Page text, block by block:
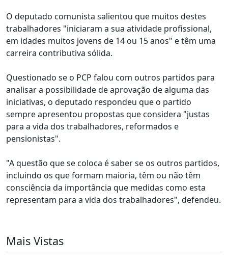
O deputado comunista salientou que muitos destes
trabalhadores "iniciaram a sua atividade profissional,
em idades muitos jovens de 14 ou 15 anos" e têm uma
carreira contributiva sólida.
Questionado se o PCP falou com outros partidos para
analisar a possibilidade de aprovação de alguma das
iniciativas, o deputado respondeu que o partido
sempre apresentou propostas que considera "justas
para a vida dos trabalhadores, reformados e
pensionistas".
"A questão que se coloca é saber se os outros partidos,
incluindo os que formam maioria, têm ou não têm
consciência da importância que medidas como esta
representam para a vida dos trabalhadores", defendeu.
Mais Vistas